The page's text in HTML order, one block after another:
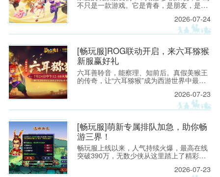
不只是一款游戏。它是青春，是朋友，是一
2026-07-24
[畅玩服]ROG联动开启，来六耳猕猴
新服赢好礼
六耳善聆音，能察理、知前后。真假美猴王
的传奇，让“六耳猕猴”成为西游世界中最令
2026-07-23
[畅玩服]萌新专属排队加急，助你畅
游三界！
畅玩服上线以来，人气持续火爆，最高在线
突破390万，无数少侠从这里踏上了精彩的
自踏入三界，开启属于自己的梦幻征程。
2026-07-23